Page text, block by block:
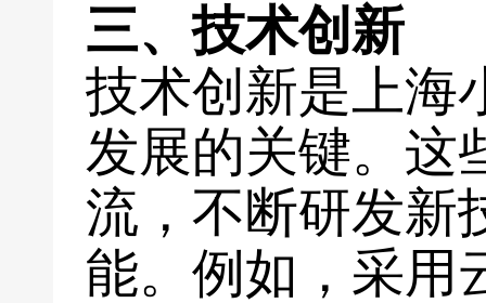
三、技术创新
技术创新是上海
发展的关键。这
流，不断研发新
能。例如，采用